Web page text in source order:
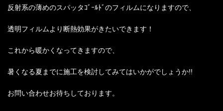
反射系の薄めのスパッタｺﾞｰﾙﾄﾞのフィルムになりますので、
透明フィルムより断熱効果がきたいできます！
これから暖かくなってきますので、
暑くなる夏までに施工を検討してみてはいかがでしょうか!!
お問い合わせお待ちしております。